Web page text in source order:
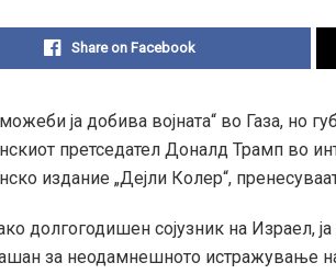
Share on Facebook
ја добива војната“ во Газа, но
претседател Доналд Трамп во
издание „Дејли Колер“,
долгогодишен сојузник на Израел,
за неодамнешното истражување